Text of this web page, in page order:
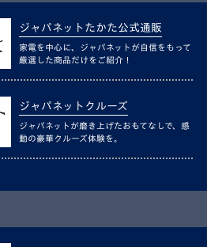
ジャパネットたかた公式通販
家電を中心に、ジャパネットが自信をもって
厳選した商品だけをご紹介！
ジャパネットクルーズ
ジャパネットが磨き上げたおもてなしで、感
動の豪華クルーズ体験を。